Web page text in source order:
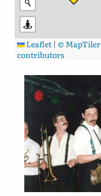
Leaflet | © MapTiler
contributors